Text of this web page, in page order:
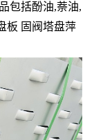
包括酚油,萘油,
板 固阀塔盘萍